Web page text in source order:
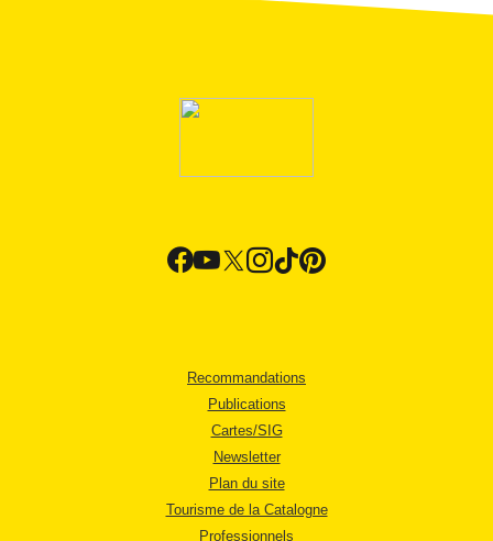
Recommandations
Publications
Cartes/SIG
Newsletter
Plan du site
Tourisme de la Catalogne
Professionnels